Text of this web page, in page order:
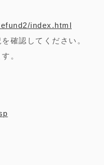
index.html
を確認してください。
。